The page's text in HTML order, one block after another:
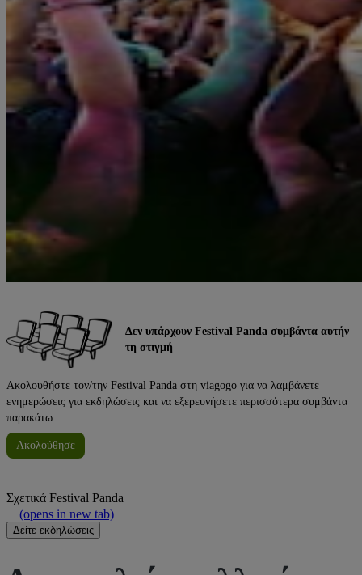
Δεν υπάρχουν Festival Panda συμβάντα αυτήν
τη στιγμή
Ακολουθήστε τον/την Festival Panda στη viagogo για να λαμβάνετε
ενημερώσεις για εκδηλώσεις και να εξερευνήσετε περισσότερα συμβάντα
παρακάτω.
Ακολούθησε
Σχετικά Festival Panda
(opens in new tab)
Δείτε εκδηλώσεις